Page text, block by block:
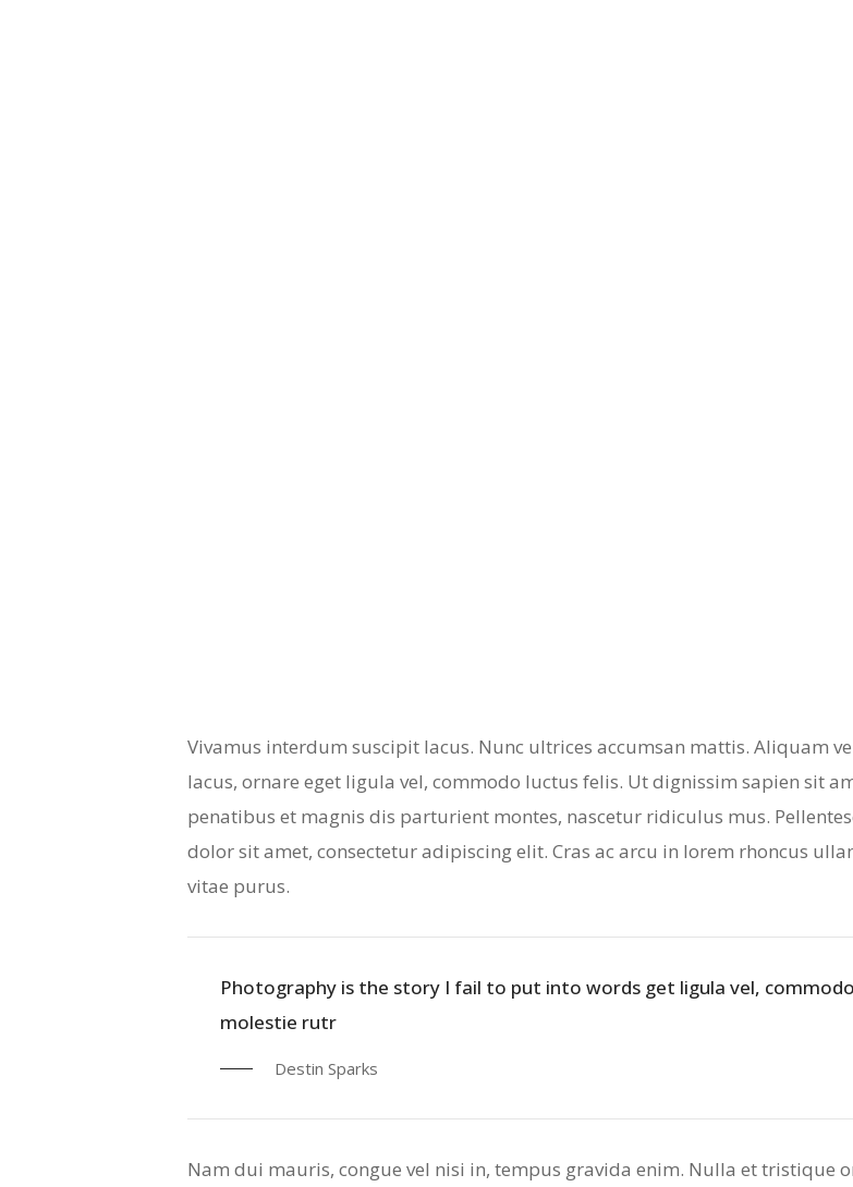
Vivamus interdum suscipit lacus. Nunc ultrices accumsan mattis. Aliquam
lacus, ornare eget ligula vel, commodo luctus felis. Ut dignissim sapien sit
penatibus et magnis dis parturient montes, nascetur ridiculus mus.
dolor sit amet, consectetur adipiscing elit. Cras ac arcu in lorem rhoncus
vitae purus.
Photography is the story I fail to put into words get ligula vel,
molestie rutr
Destin Sparks
Nam dui mauris, congue vel nisi in, tempus gravida enim. Nulla et tristique